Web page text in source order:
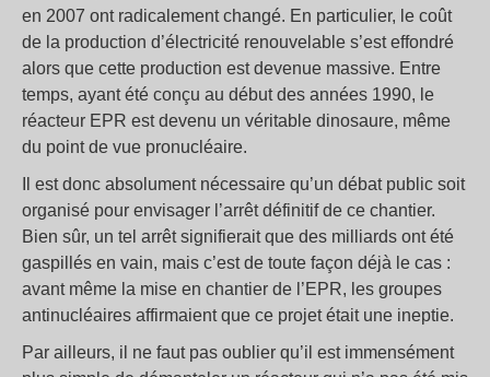
en 2007 ont radicalement changé. En particulier, le coût
de la production d’électricité renouvelable s’est effondré
alors que cette production est devenue massive. Entre
temps, ayant été conçu au début des années 1990, le
réacteur EPR est devenu un véritable dinosaure, même
du point de vue pronucléaire.
Il est donc absolument nécessaire qu’un débat public soit
organisé pour envisager l’arrêt définitif de ce chantier.
Bien sûr, un tel arrêt signifierait que des milliards ont été
gaspillés en vain, mais c’est de toute façon déjà le cas :
avant même la mise en chantier de l’EPR, les groupes
antinucléaires affirmaient que ce projet était une ineptie.
Par ailleurs, il ne faut pas oublier qu’il est immensément